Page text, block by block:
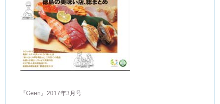
『Geen』2017年3月号